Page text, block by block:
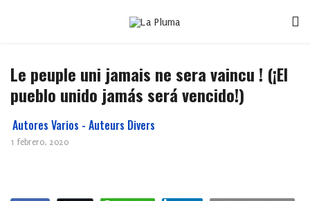
Le peuple uni jamais ne sera vaincu ! (¡El
pueblo unido jamás será vencido!)
Autores Varios - Auteurs Divers
1 febrero, 2020